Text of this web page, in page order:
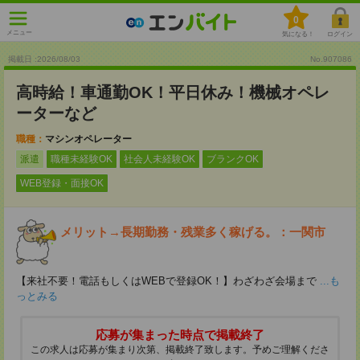
メニュー
0
気になる！ ログイン
掲載日 :2026/08/03 No.907086
高時給！車通勤OK！平日休み！機械オペレ
ーターなど
職種： マシンオペレーター
派遣
職種未経験OK 社会人未経験OK ブランクOK
WEB登録・面接OK
メリット→長期勤務・残業多く稼げる。：一関市
【来社不要！電話もしくはWEBで登録OK！】わざわざ会場まで ...も
っとみる
応募が集まった時点で掲載終了
この求人は応募が集まり次第、掲載終了致します。予めご理解くださ